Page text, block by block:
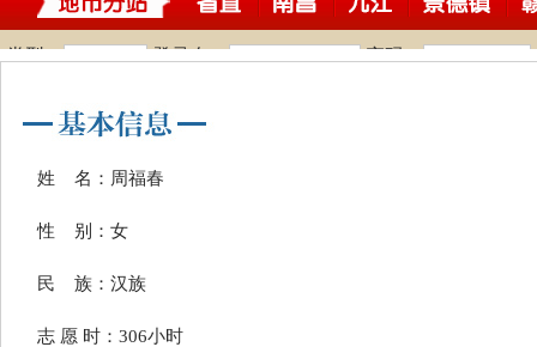
姓 名：周福春
性 别：女
民 族：汉族
志 愿 时：306小时